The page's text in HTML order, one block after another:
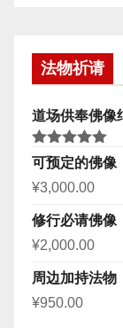
法物祈请
道场供奉佛像
评分5.00
&sol; 5
可预定的佛像
¥3,000.00
修行必请佛像
¥2,000.00
周边加持法物
¥950.00